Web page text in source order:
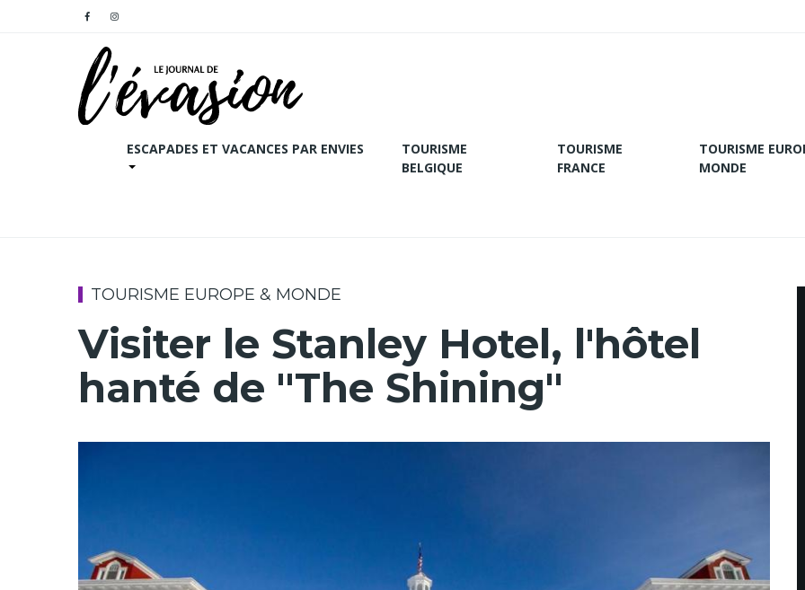
ESCAPADES ET VACANCES PAR ENVIES
TOURISME
BELGIQUE
TOURISME
FRANCE
TOURISME
MONDE
TOURISME EUROPE & MONDE
Visiter le Stanley Hotel, l'hôtel
hanté de "The Shining"